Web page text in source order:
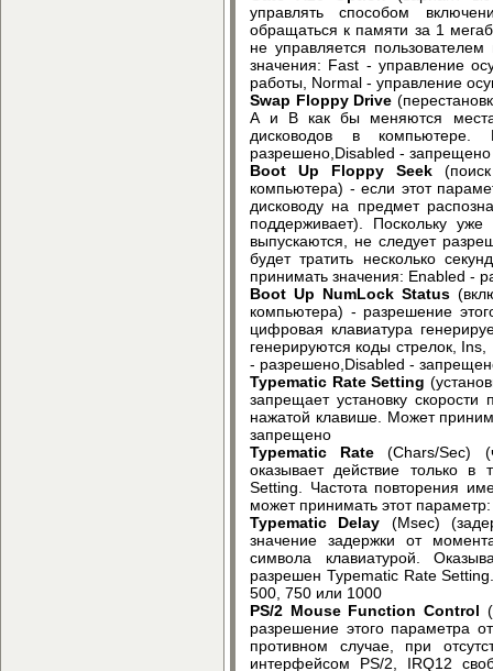
управлять способом
обращаться к памяти за 1
не управляется
значения: Fast - управление
работы, Normal - управление
Swap Floppy Drive
A и B как бы меняются
дисководов в
разрешено,Disabled - запрещено
Boot Up Floppy Seek
компьютера) - если этот
дисководу на предмет
поддерживает). Поскольку
выпускаются, не следует
будет тратить несколько
принимать значения: Enabled -
Boot Up NumLock Status
компьютера) - разрешение
цифровая клавиатура
генерируются коды стрелок,
- разрешено,Disabled -
Typematic Rate Setting
запрещает установку
нажатой клавише. Может
запрещено
Typematic Rate (Chars/Sec)
оказывает действие только
Setting. Частота повторения
может принимать этот
Typematic Delay (Msec)
значение задержки от
символа клавиатурой.
разрешен Typematic Rate
500, 750 или 1000
PS/2 Mouse Function Control
разрешение этого параметра
противном случае, при
интерфейсом PS/2, IRQ12